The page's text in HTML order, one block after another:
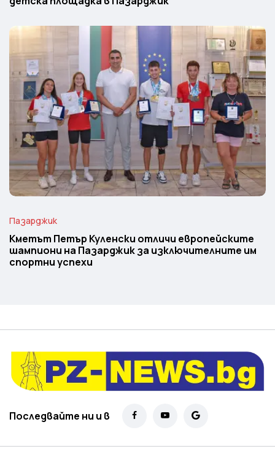
Пазарджик
Кметът Петър Куленски отличи европейските
шампиони на Пазарджик за изключителните им
спортни успехи
Последвайте ни и в